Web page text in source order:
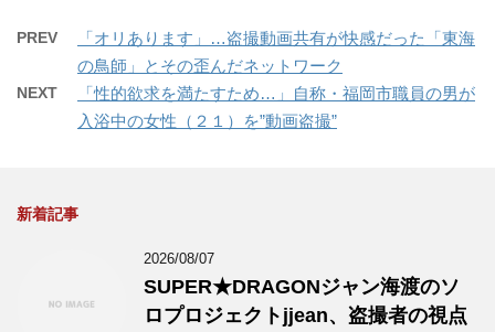
PREV
「オリあります」…盗撮動画共有が快感だった「東海
の鳥師」とその歪んだネットワーク
NEXT
「性的欲求を満たすため…」自称・福岡市職員の男が
入浴中の女性（２１）を”動画盗撮”
新着記事
2026/08/07
SUPER★DRAGONジャン海渡のソ
ロプロジェクトjjean、盗撮者の視点